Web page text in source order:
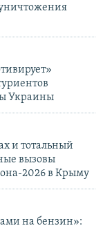
Украины
и тотальный
вызовы
2026 в Крыму
на бензин»: